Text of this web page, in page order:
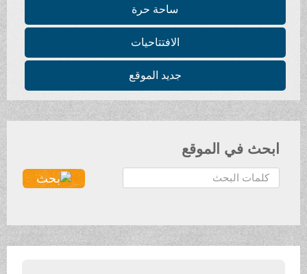
ساحة حرة
الافتتاحيات
جديد الموقع
ابحث في الموقع
ح
ث